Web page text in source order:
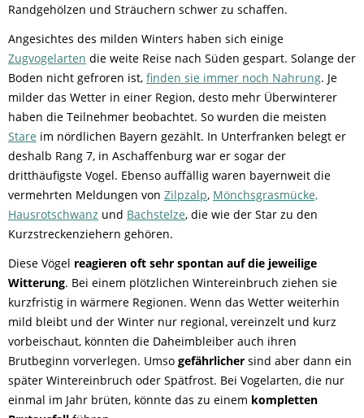
Randgehölzen und Sträuchern schwer zu schaffen.
Angesichtes des milden Winters haben sich einige
Zugvogelarten die weite Reise nach Süden gespart. Solange der
Boden nicht gefroren ist, finden sie immer noch Nahrung. Je
milder das Wetter in einer Region, desto mehr Überwinterer
haben die Teilnehmer beobachtet. So wurden die meisten
Stare im nördlichen Bayern gezählt. In Unterfranken belegt er
deshalb Rang 7, in Aschaffenburg war er sogar der
dritthäufigste Vogel. Ebenso auffällig waren bayernweit die
vermehrten Meldungen von Zilpzalp, Mönchsgrasmücke,
Hausrotschwanz und Bachstelze, die wie der Star zu den
Kurzstreckenziehern gehören.
Diese Vögel reagieren oft sehr spontan auf die jeweilige
Witterung. Bei einem plötzlichen Wintereinbruch ziehen sie
kurzfristig in wärmere Regionen. Wenn das Wetter weiterhin
mild bleibt und der Winter nur regional, vereinzelt und kurz
vorbeischaut, könnten die Daheimbleiber auch ihren
Brutbeginn vorverlegen. Umso gefährlicher sind aber dann ein
später Wintereinbruch oder Spätfrost. Bei Vogelarten, die nur
einmal im Jahr brüten, könnte das zu einem kompletten